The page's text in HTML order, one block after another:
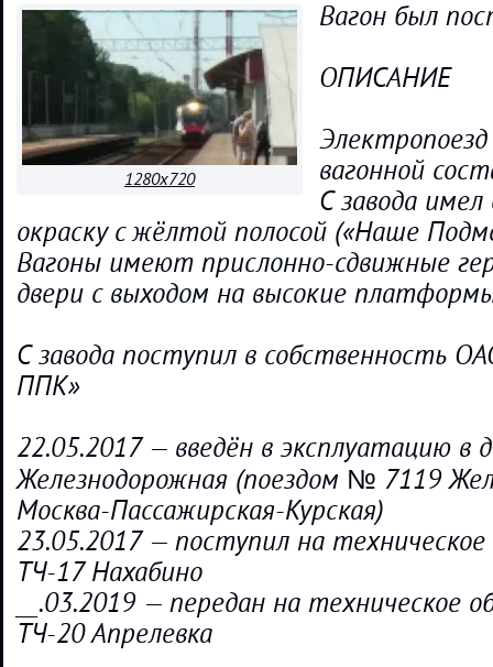
1280x720
Вагон был
ОПИСАНИЕ
вагонной
С завода
окраску с жёлтой полосой («Hаше
Вагоны имеют прислонно-сдвижные
двери с выходом на высокие
С завода поступил в собственность
ППК»
22.05.2017 — введён в эксплуатацию в
Железнодорожная (поездом № 7119
Москва-Пассажирская-Курская)
23.05.2017 — поступил на техническое
ТЧ-17 Нахабино
__.03.2019 — передан на техническое
ТЧ-20 Апрелевка